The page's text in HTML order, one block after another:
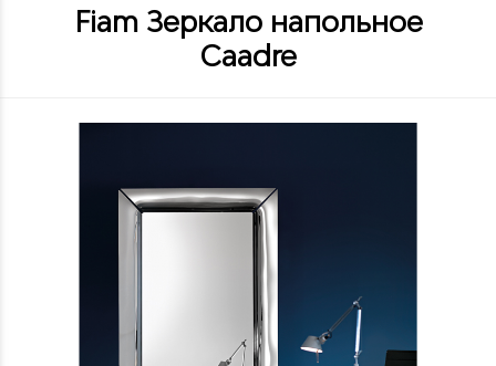
Fiam Зеркало напольное
Caadre